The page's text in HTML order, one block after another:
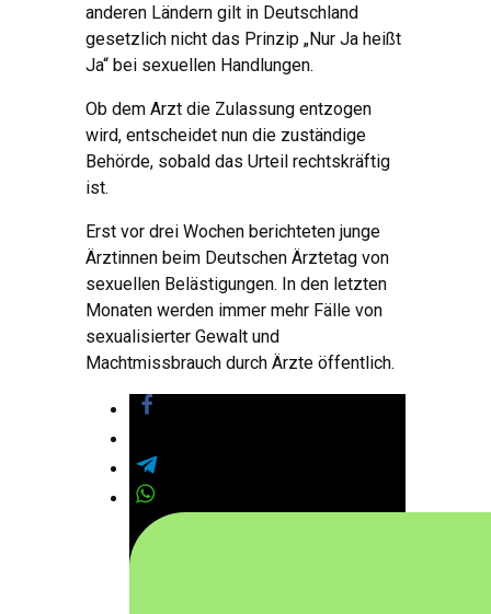
anderen Ländern gilt in Deutschland
gesetzlich nicht das Prinzip „Nur Ja heißt
Ja“ bei sexuellen Handlungen.
Ob dem Arzt die Zulassung entzogen
wird, entscheidet nun die zuständige
Behörde, sobald das Urteil rechtskräftig
ist.
Erst vor drei Wochen berichteten junge
Ärztinnen beim Deutschen Ärztetag von
sexuellen Belästigungen. In den letzten
Monaten werden immer mehr Fälle von
sexualisierter Gewalt und
Machtmissbrauch durch Ärzte öffentlich.